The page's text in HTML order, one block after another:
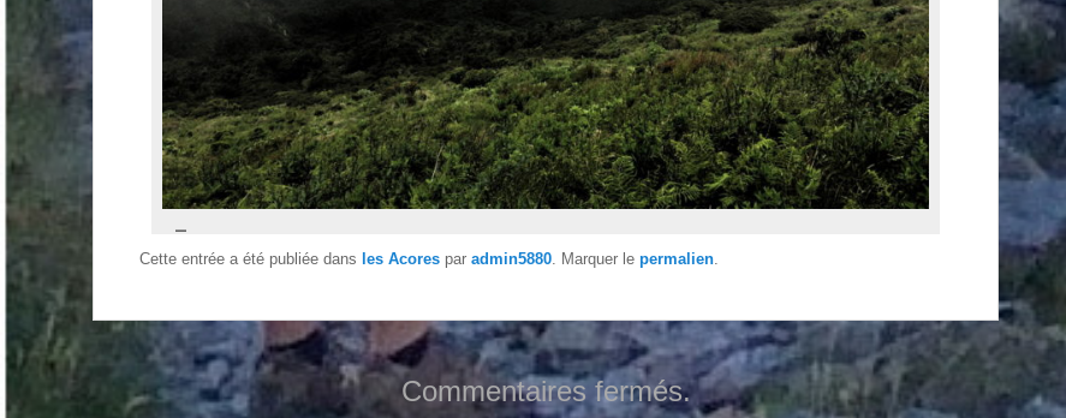
Cette entrée a été publiée dans les Acores par admin5880. Marquer le permalien.
Commentaires fermés.